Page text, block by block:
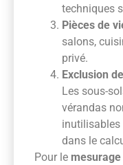
techniques
Pièces de
salons,
privé.
Exclusion
Les sous-
vérandas
inutilisables
dans le
Pour le